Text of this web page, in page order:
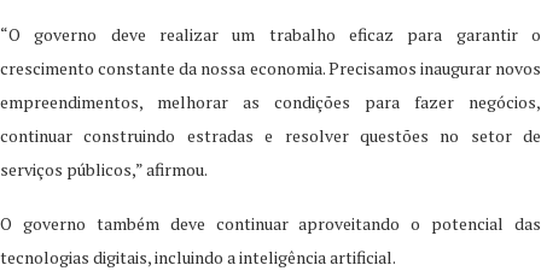
“O governo deve realizar um trabalho eficaz para garantir o
crescimento constante da nossa economia. Precisamos inaugurar novos
empreendimentos, melhorar as condições para fazer negócios,
continuar construindo estradas e resolver questões no setor de
serviços públicos,” afirmou.
O governo também deve continuar aproveitando o potencial das
tecnologias digitais, incluindo a inteligência artificial.